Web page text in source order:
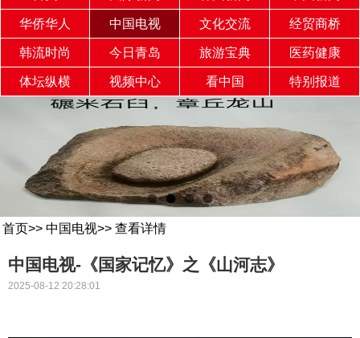
华侨华人 中国电视 文化交流 经贸商桥
韩流时尚 今日青岛 旅游宝典 医药健康
体坛纵横 视频中心 看中国 特别报道
首页>> 中国电视>> 查看详情
中国电视-《国家记忆》之《山河志》
2025-08-12 20:28:01